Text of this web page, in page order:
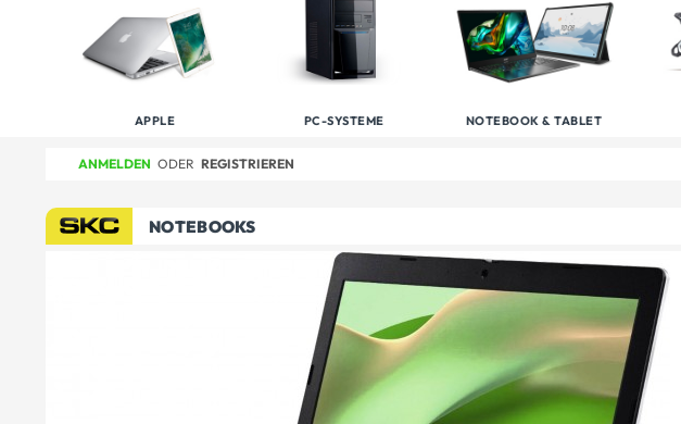
APPLE PC-SYSTEME NOTEBOOK & TABLET
ANMELDEN ODER REGISTRIEREN
NOTEBOOKS